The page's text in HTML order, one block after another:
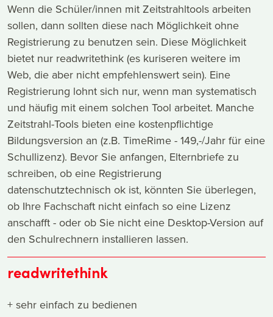
Wenn die Schüler/innen mit Zeitstrahltools arbeiten
sollen, dann sollten diese nach Möglichkeit ohne
Registrierung zu benutzen sein. Diese Möglichkeit
bietet nur readwritethink (es kuriseren weitere im
Web, die aber nicht empfehlenswert sein). Eine
Registrierung lohnt sich nur, wenn man systematisch
und häufig mit einem solchen Tool arbeitet. Manche
Zeitstrahl-Tools bieten eine kostenpflichtige
Bildungsversion an (z.B. TimeRime - 149,-/Jahr für eine
Schullizenz). Bevor Sie anfangen, Elternbriefe zu
schreiben, ob eine Registrierung
datenschutztechnisch ok ist, könnten Sie überlegen,
ob Ihre Fachschaft nicht einfach so eine Lizenz
anschafft - oder ob Sie nicht eine Desktop-Version auf
den Schulrechnern installieren lassen.
readwritethink
+ sehr einfach zu bedienen